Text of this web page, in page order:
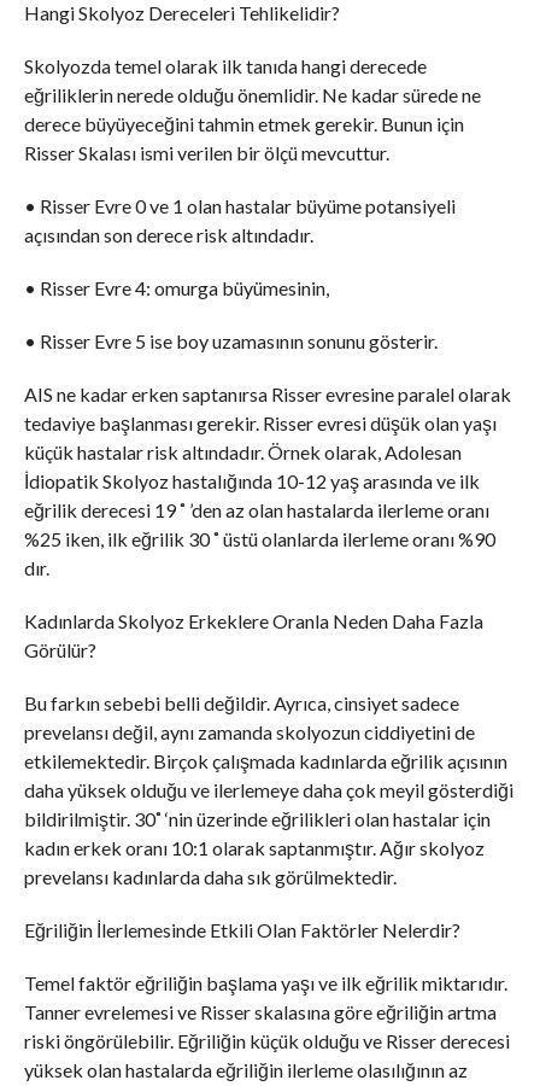
Hangi Skolyoz Dereceleri Tehlikelidir?
Skolyozda temel olarak ilk tanıda hangi derecede
eğriliklerin nerede olduğu önemlidir. Ne kadar sürede ne
derece büyüyeceğini tahmin etmek gerekir. Bunun için
Risser Skalası ismi verilen bir ölçü mevcuttur.
• Risser Evre 0 ve 1 olan hastalar büyüme potansiyeli
açısından son derece risk altındadır.
• Risser Evre 4: omurga büyümesinin,
• Risser Evre 5 ise boy uzamasının sonunu gösterir.
AIS ne kadar erken saptanırsa Risser evresine paralel olarak
tedaviye başlanması gerekir. Risser evresi düşük olan yaşı
küçük hastalar risk altındadır. Örnek olarak, Adolesan
İdiopatik Skolyoz hastalığında 10-12 yaş arasında ve ilk
eğrilik derecesi 19 ˚ ’den az olan hastalarda ilerleme oranı
%25 iken, ilk eğrilik 30 ˚ üstü olanlarda ilerleme oranı %90
dır.
Kadınlarda Skolyoz Erkeklere Oranla Neden Daha Fazla
Görülür?
Bu farkın sebebi belli değildir. Ayrıca, cinsiyet sadece
prevelansı değil, aynı zamanda skolyozun ciddiyetini de
etkilemektedir. Birçok çalışmada kadınlarda eğrilik açısının
daha yüksek olduğu ve ilerlemeye daha çok meyil gösterdiği
bildirilmiştir. 30˚ ‘nin üzerinde eğrilikleri olan hastalar için
kadın erkek oranı 10:1 olarak saptanmıştır. Ağır skolyoz
prevelansı kadınlarda daha sık görülmektedir.
Eğriliğin İlerlemesinde Etkili Olan Faktörler Nelerdir?
Temel faktör eğriliğin başlama yaşı ve ilk eğrilik miktarıdır.
Tanner evrelemesi ve Risser skalasına göre eğriliğin artma
riski öngörülebilir. Eğriliğin küçük olduğu ve Risser derecesi
yüksek olan hastalarda eğriliğin ilerleme olasılığının az